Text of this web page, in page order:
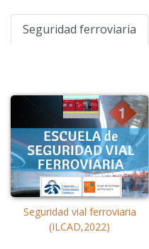
Seguridad ferroviaria
Seguridad vial ferroviaria
(ILCAD,2022)